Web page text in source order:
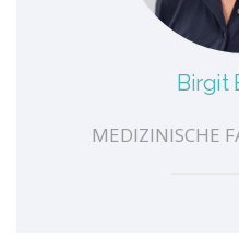
Birgit
MEDIZINISCHE